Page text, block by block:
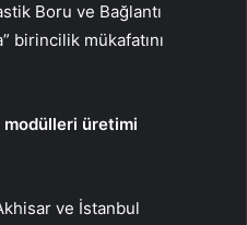
Boru ve Bağlantı
birincilik mükafatını
üretimi
ve İstanbul